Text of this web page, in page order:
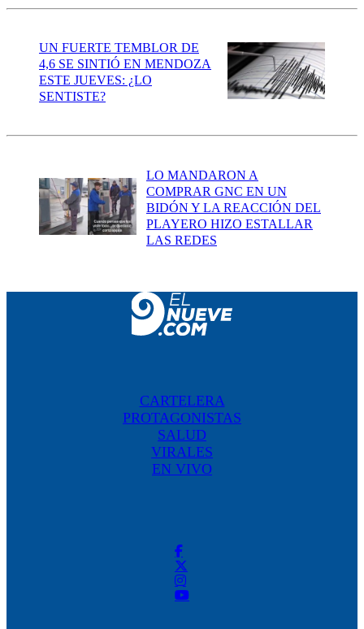
UN FUERTE TEMBLOR DE
4,6 SE SINTIÓ EN MENDOZA
ESTE JUEVES: ¿LO
SENTISTE?
LO MANDARON A
COMPRAR GNC EN UN
BIDÓN Y LA REACCIÓN DEL
PLAYERO HIZO ESTALLAR
LAS REDES
CARTELERA
PROTAGONISTAS
SALUD
VIRALES
EN VIVO